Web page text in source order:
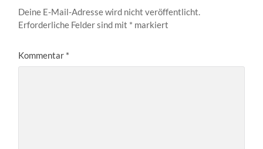
Deine E-Mail-Adresse wird nicht veröffentlicht.
Erforderliche Felder sind mit * markiert
Kommentar *